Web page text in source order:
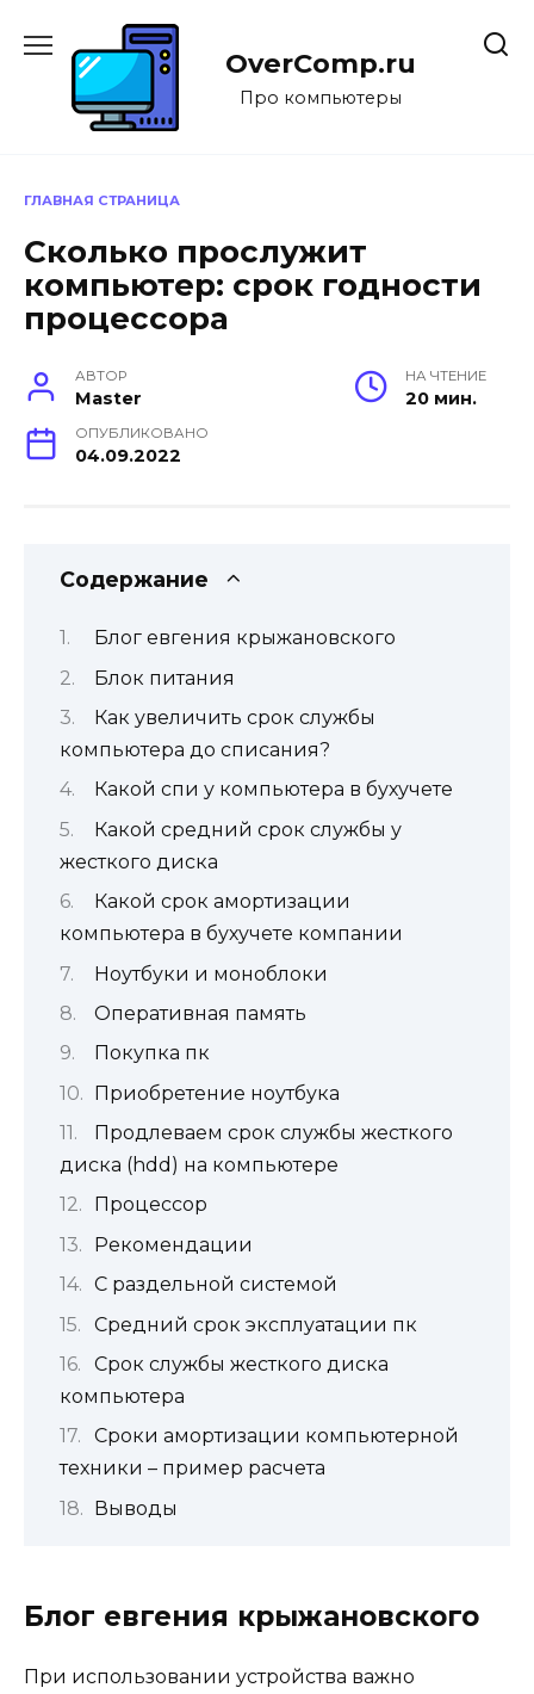
содержанию
OverComp.ru
Про компьютеры
ГЛАВНАЯ СТРАНИЦА
Сколько прослужит
компьютер: срок годности
процессора
АВТОР
Master
НА ЧТЕНИЕ
20 мин.
ОПУБЛИКОВАНО
04.09.2022
Содержание
Блог евгения крыжановского
Блок питания
Как увеличить срок службы
компьютера до списания?
Какой спи у компьютера в бухучете
Какой средний срок службы у
жесткого диска
Какой срок амортизации
компьютера в бухучете компании
Ноутбуки и моноблоки
Оперативная память
Покупка пк
Приобретение ноутбука
Продлеваем срок службы жесткого
диска (hdd) на компьютере
Процессор
Рекомендации
С раздельной системой
Средний срок эксплуатации пк
Срок службы жесткого диска
компьютера
Сроки амортизации компьютерной
техники – пример расчета
Выводы
Блог евгения крыжановского
При использовании устройства важно